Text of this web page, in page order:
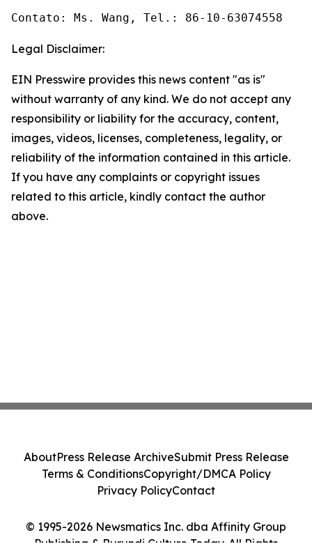
Contato: Ms. Wang, Tel.: 86-10-63074558
Legal Disclaimer:
EIN Presswire provides this news content "as is"
without warranty of any kind. We do not accept any
responsibility or liability for the accuracy, content,
images, videos, licenses, completeness, legality, or
reliability of the information contained in this article.
If you have any complaints or copyright issues
related to this article, kindly contact the author
above.
© 1995-2026 Newsmatics Inc. dba Affinity Group
Publishing & Burundi Culture Today. All Rights
AboutPress Release ArchiveSubmit Press Release
Terms & ConditionsCopyright/DMCA Policy
Privacy PolicyContact